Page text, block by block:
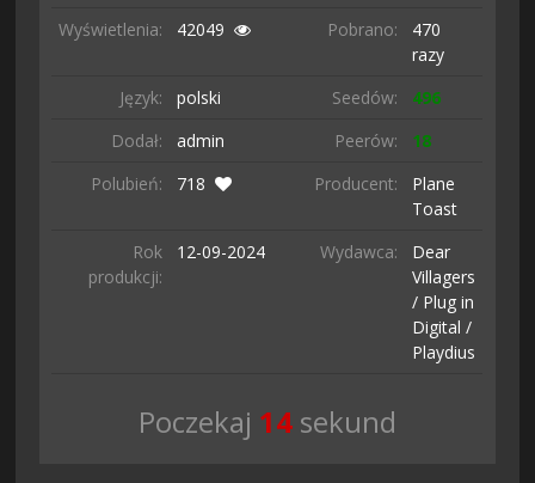
Wyświetlenia: 42049 Pobrano:
470
razy
Język:
polski Seedów:
496
Dodał:
admin Peerów:
18
Polubień:
718 Producent:
Plane
Toast
Rok
produkcji:
12-09-2024 Wydawca:
Dear
Villagers
/ Plug in
Digital /
Playdius
Poczekaj 13 sekund